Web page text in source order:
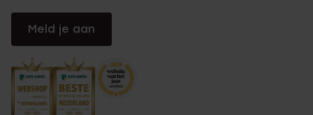
Meld je aan